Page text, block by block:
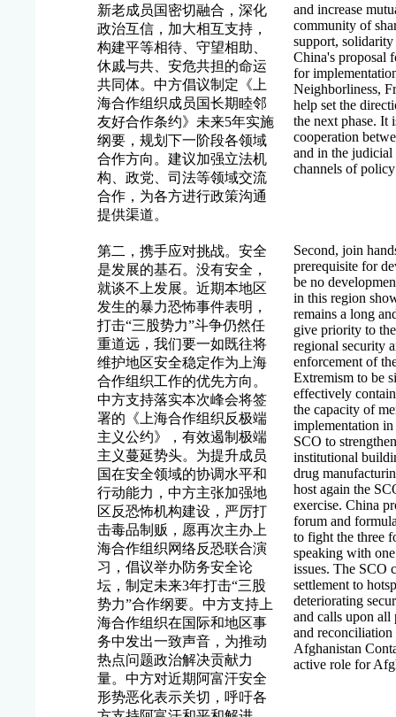
新老成员国密切融合，深化
政治互信，加大相互支持，
构建平等相待、守望相助、
休戚与共、安危共担的命运
共同体。中方倡议制定《上
海合作组织成员国长期睦邻
友好合作条约》未来5年实施
纲要，规划下一阶段各领域
合作方向。建议加强立法机
构、政党、司法等领域交流
合作，为各方进行政策沟通
提供渠道。
and increase
community of
support,
China's proposal
for
Neighborliness,
help set the
the next phase. It
cooperation
and in the judicial
channels of
第二，携手应对挑战。安全
是发展的基石。没有安全，
就谈不上发展。近期本地区
发生的暴力恐怖事件表明，
打击“三股势力”斗争仍然任
重道远，我们要一如既往将
维护地区安全稳定作为上海
合作组织工作的优先方向。
中方支持落实本次峰会将签
署的《上海合作组织反极端
主义公约》，有效遏制极端
主义蔓延势头。为提升成员
国在安全领域的协调水平和
行动能力，中方主张加强地
区反恐怖机构建设，严厉打
击毒品制贩，愿再次主办上
海合作组织网络反恐联合演
习，倡议举办防务安全论
坛，制定未来3年打击“三股
势力”合作纲要。中方支持上
海合作组织在国际和地区事
务中发出一致声音，为推动
热点问题政治解决贡献力
量。中方对近期阿富汗安全
形势恶化表示关切，呼吁各
Second, join
prerequisite for
be no
in this region
remains a long
give priority to
regional security
enforcement of
Extremism to be
effectively
the capacity of
implementation
SCO to
institutional
drug
host again the
exercise. China
forum and
to fight the three
speaking with
issues. The SCO
settlement to
deteriorating
and calls upon all
and reconciliation
Afghanistan
active role for